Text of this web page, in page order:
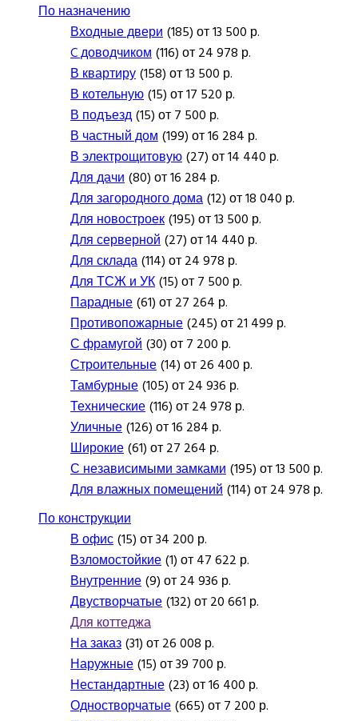
По назначению
Входные двери(185) от 13 500 р.
C доводчиком(116) от 24 978 р.
В квартиру(158) от 13 500 р.
В котельную(15) от 17 520 р.
В подъезд(15) от 7 500 р.
В частный дом(199) от 16 284 р.
В электрощитовую(27) от 14 440 р.
Для дачи(80) от 16 284 р.
Для загородного дома(12) от 18 040 р.
Для новостроек(195) от 13 500 р.
Для серверной(27) от 14 440 р.
Для склада(114) от 24 978 р.
Для ТСЖ и УК(15) от 7 500 р.
Парадные(61) от 27 264 р.
Противопожарные(245) от 21 499 р.
С фрамугой(30) от 7 200 р.
Строительные(14) от 26 400 р.
Тамбурные(105) от 24 936 р.
Технические(116) от 24 978 р.
Уличные(126) от 16 284 р.
Широкие(61) от 27 264 р.
С независимыми замками(195) от 13 500 р.
Для влажных помещений(114) от 24 978 р.
По конструкции
В офис(15) от 34 200 р.
Взломостойкие(1) от 47 622 р.
Внутренние(9) от 24 936 р.
Двустворчатые(132) от 20 661 р.
Для коттеджа
На заказ(31) от 26 008 р.
Наружные(15) от 39 700 р.
Нестандартные(23) от 16 400 р.
Одностворчатые(665) от 7 200 р.